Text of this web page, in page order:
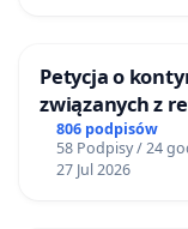
Petycja o
związanych z
806 podpisów
58 Podpisy / 24
27 Jul 2026